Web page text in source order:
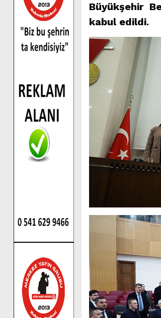
Büyükşehir
kabul edildi.